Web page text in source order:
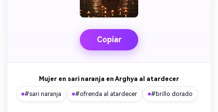
Copiar
Mujer en sari naranja en Arghya al atardecer
#sari naranja #ofrenda al atardecer #brillo dorado